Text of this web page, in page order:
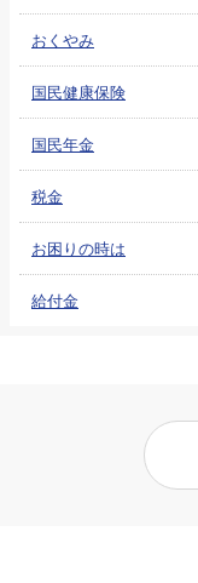
おくやみ
国民健康保険
国民年金
税金
お困りの時は
給付金